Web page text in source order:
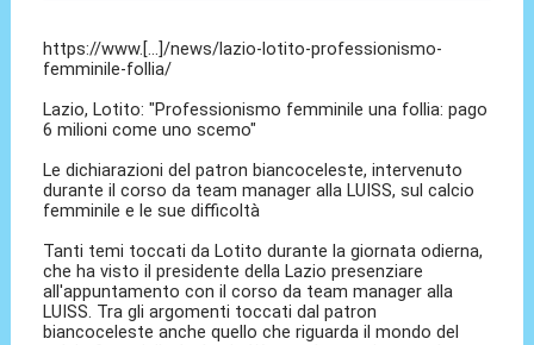
https://www.[...]/news/lazio-lotito-professionismo-
femminile-follia/
Lazio, Lotito: "Professionismo femminile una follia: pago
6 milioni come uno scemo"
Le dichiarazioni del patron biancoceleste, intervenuto
durante il corso da team manager alla LUISS, sul calcio
femminile e le sue difficoltà
Tanti temi toccati da Lotito durante la giornata odierna,
che ha visto il presidente della Lazio presenziare
all'appuntamento con il corso da team manager alla
LUISS. Tra gli argomenti toccati dal patron
biancoceleste anche quello che riguarda il mondo del